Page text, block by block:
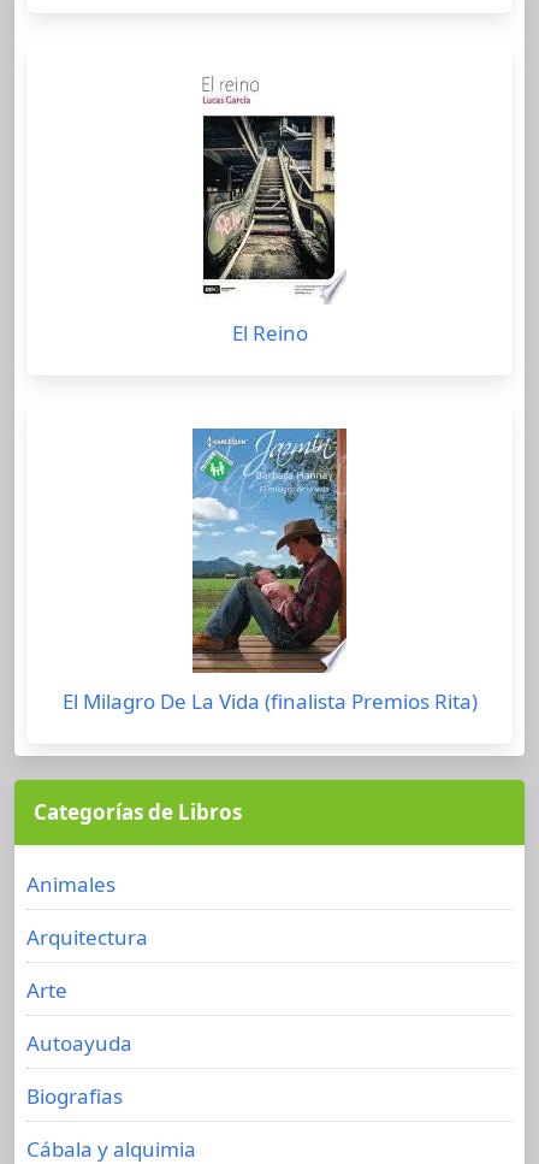
El Reino
El Milagro De La Vida (finalista Premios Rita)
Categorías de Libros
Animales
Arquitectura
Arte
Autoayuda
Biografias
Cábala y alquimia